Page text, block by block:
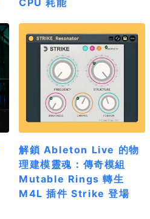
CPU 耗能
解鎖 Ableton Live 的物
理建模靈魂：傳奇模組
Mutable Rings 轉生
M4L 插件 Strike 登場